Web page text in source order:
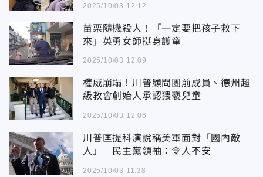
2025/10/03 12:12
苗栗隨機殺人！「一定要把孩子救下
來」英勇女師挺身護童
2025/10/03 12:09
權威崩塌！川普顧問團前成員、德州超
級教會創始人承認猥褻兒童
2025/10/03 12:06
川普匡提科演說稱美軍面對「國內敵
人」 民主黨領袖：令人不安
2025/10/03 11:38